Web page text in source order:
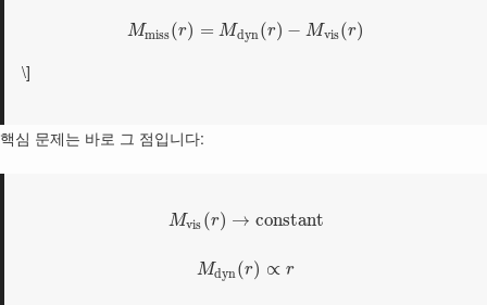
Mmiss(r) = Mdyn (r) − Mvis(r)
\]
핵심 문제는 바로 그 점입니다:
Mvis (r) → constant
Mdyn (r) ∝ r